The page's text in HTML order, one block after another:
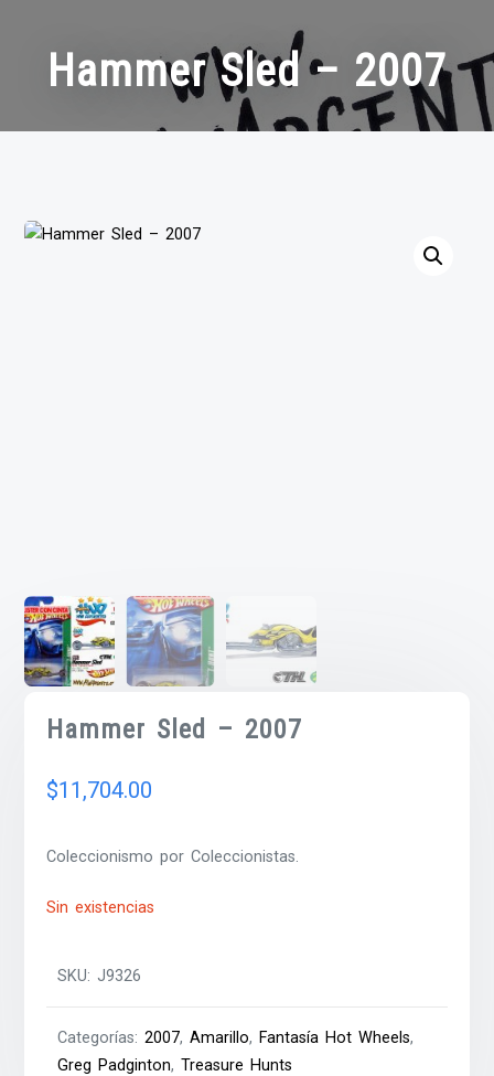
Hammer Sled – 2007
Hammer Sled – 2007
$11,704.00
Coleccionismo por Coleccionistas.
Sin existencias
SKU:J9326
Categorías:2007,Amarillo, Fantasía Hot Wheels,
Greg Padginton,Treasure Hunts